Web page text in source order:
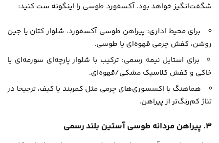
شگفت‌انگیز خواهد بود. آکسفورد طوسی را اینگونه ست کنید:
برای محیط اداری: پیراهن طوسی آکسفورد، شلوار کتان یا جین
روشن، کفش چرمی قهوه‌ای یا طوسی.
برای استایل نیمه رسمی: ترکیب با شلوار پارچه‌ای سورمه‌ای یا
خاکی و کفش کلاسیک مشکی/قهوه‌ای.
هماهنگ با اکسسوری‌های چرمی مثل کمربند یا کیف، ترجیحا در
تناژ کم‌رنگ‌تر از پیراهن.
۳. پیراهن مردانه طوسی آستین بلند رسمی